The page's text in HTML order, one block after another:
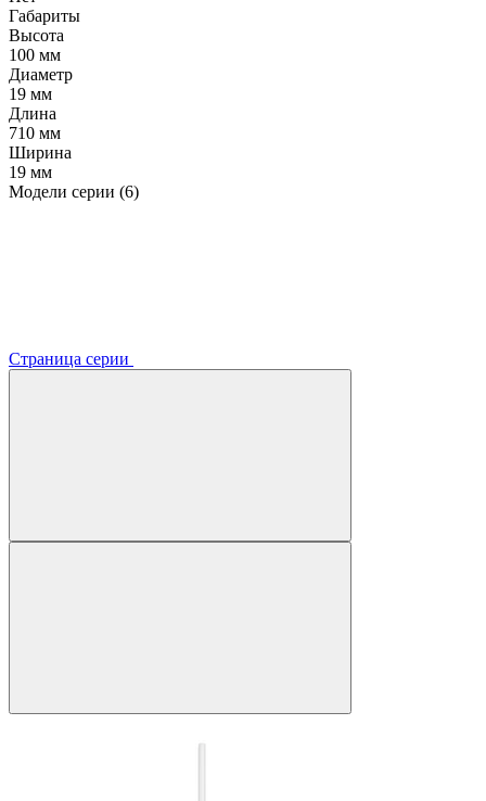
Габариты
Высота
100 мм
Диаметр
19 мм
Длина
710 мм
Ширина
19 мм
Модели серии (6)
Страница серии